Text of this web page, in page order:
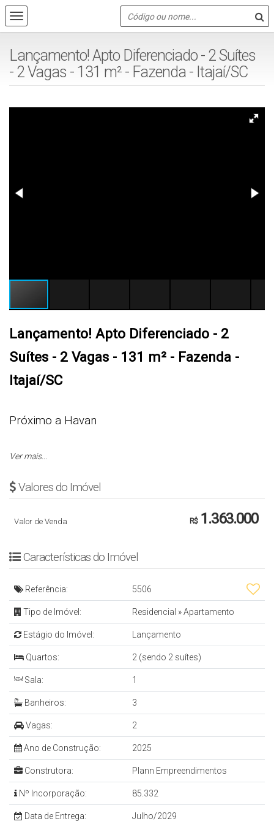
Lançamento! Apto Diferenciado - 2 Suítes
- 2 Vagas - 131 m² - Fazenda - Itajaí/SC
Lançamento! Apto Diferenciado - 2
Suítes - 2 Vagas - 131 m² - Fazenda -
Itajaí/SC
Próximo a Havan
R$ 1.363.000,00
Cód: 5506
- 2 Suítes
- Cozinha
- Lavabo
- Sacada C/ Churrasqueira
- Área de Serviço
- 2 Vagas de Garagem
- Acesso Biométrico
EMPREENDIMENTO
- Salão de Festas
- Espaço Gourmet
- Rooftop
- Piscina
Ver mais...
Valores do Imóvel
R$1.363.000
Valor de Venda
Características do Imóvel
Referência: 5506
Tipo de Imóvel: Residencial »Apartamento
Estágio do Imóvel: Lançamento
Quartos: 2 (sendo 2 suítes)
Sala: 1
Banheiros: 3
Vagas: 2
Ano de Construção: 2025
Construtora: Plann Empreendimentos
Nº Incorporação: 85.332
Data de Entrega: Julho/2029